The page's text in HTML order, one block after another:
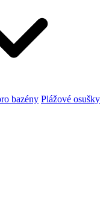
bazény Plážové osušky